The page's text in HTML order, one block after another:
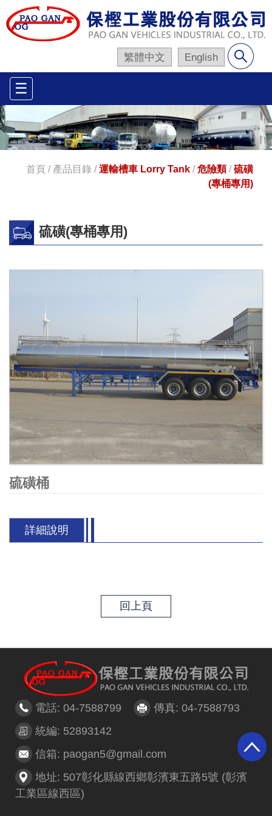
繁體中文 English
☰
首頁 / 產品目錄 / 運輸槽車 Lorry Tank / 危險類 / 硫磺
(專桶專用)
硫磺(專桶專用)
硫磺桶
詳細說明
回上頁
電話: 04-7588799
傳真: 04-7588793
統編: 52893142
信箱: paogan5@gmail.com
地址: 507彰化縣線西鄉彰濱東五路5號 (彰濱
工業區線西區)